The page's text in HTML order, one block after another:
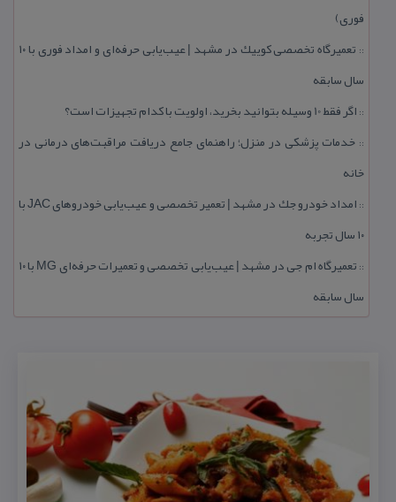
فوری)
::
تعمیرگاه تخصصی كوییك در مشهد | عیب‌یابی حرفه‌ای و امداد فوری با ۱۰
سال سابقه
:: اگر فقط 10 وسیله بتوانید بخرید، اولویت با كدام تجهیزات است؟
:: خدمات پزشكی در منزل؛ راهنمای جامع دریافت مراقبت‌های درمانی در
خانه
::
امداد خودرو جك در مشهد | تعمیر تخصصی و عیب‌یابی خودروهای JAC با
۱۰ سال تجربه
::
تعمیرگاه ام جی در مشهد | عیب‌یابی تخصصی و تعمیرات حرفه‌ای MG با ۱۰
سال سابقه